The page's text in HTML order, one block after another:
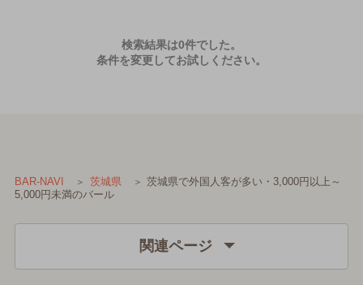
検索結果は0件でした。
条件を変更してお試しください。
BAR-NAVI 茨城県
茨城県で外国人客が多い・3,000円以上～
5,000円未満のバール
関連ページ